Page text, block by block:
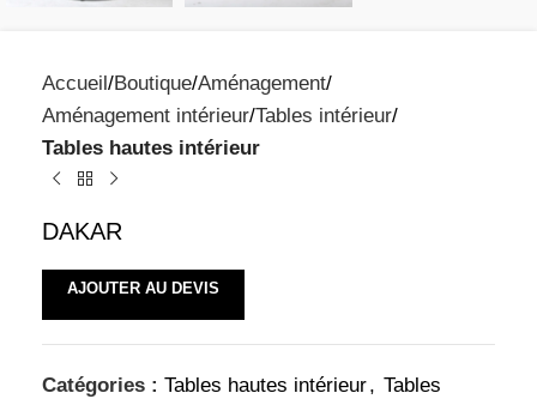
Accueil Boutique Aménagement
Aménagement intérieur Tables intérieur
Tables hautes intérieur
DAKAR
AJOUTER AU DEVIS
Catégories : Tables hautes intérieur, Tables